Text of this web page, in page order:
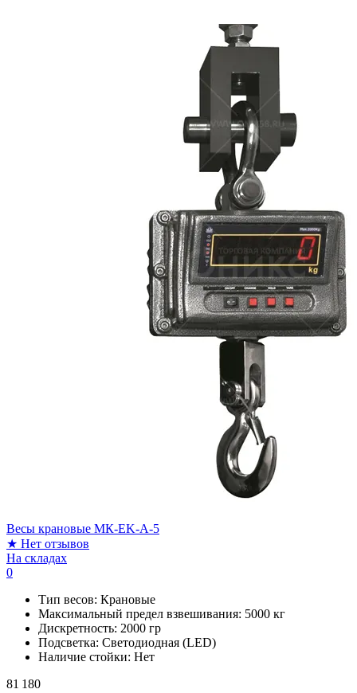
Весы крановые МК-EK-A-5
★ Нет отзывов
На складах
0
Тип весов: Крановые
Максимальный предел взвешивания: 5000 кг
Дискретность: 2000 гр
Подсветка: Светодиодная (LED)
Наличие стойки: Нет
81 180